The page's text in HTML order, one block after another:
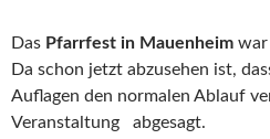
Das Pfarrfest in Mauenheim war
Da schon jetzt abzusehen ist,
Auflagen den normalen Ablauf
Veranstaltung abgesagt.